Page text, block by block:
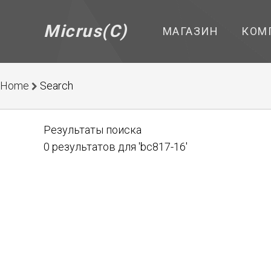
Micrus(C) МАГАЗИН
Home Search
Результаты поиска
0 результатов для 'bc817-16'